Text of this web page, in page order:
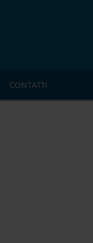
CONTATTI